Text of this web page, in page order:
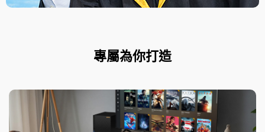
專屬為你打造